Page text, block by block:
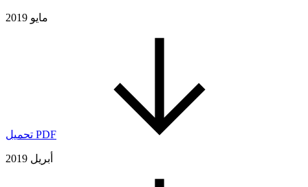
مايو 2019
تحميل PDF
أبريل 2019